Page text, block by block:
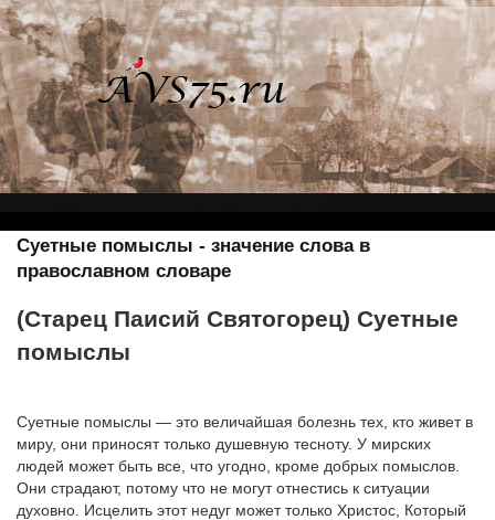
Суетные помыслы - значение слова в
православном словаре
(Старец Паисий Святогорец) Суетные
помыслы
Суетные помыслы — это величайшая болезнь тех, кто живет в
миру, они приносят только душевную тесноту. У мирских
людей может быть все, что угодно, кроме добрых помыслов.
Они страдают, потому что не могут отнестись к ситуации
духовно. Исцелить этот недуг может только Христос, Который